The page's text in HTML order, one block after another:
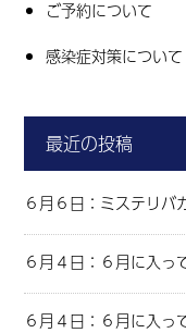
ご予約について
感染症対策について
最近の投稿
６月６日：ミステリバ
６月４日：６月に入っ
６月４日：６月に入っ